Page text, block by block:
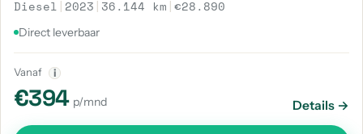
Diesel | 2023 | 36.144 km |€28.890
Direct leverbaar
Vanaf i
€394 p/mnd Details →